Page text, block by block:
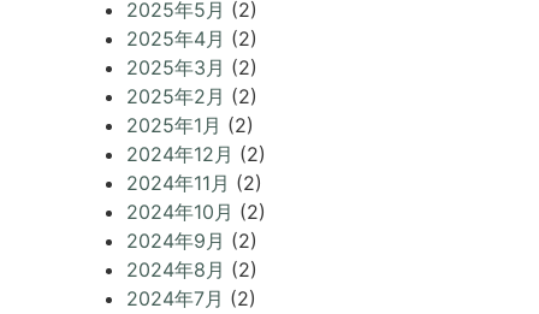
2025年5月 (2)
2025年4月 (2)
2025年3月 (2)
2025年2月 (2)
2025年1月 (2)
2024年12月 (2)
2024年11月 (2)
2024年10月 (2)
2024年9月 (2)
2024年8月 (2)
2024年7月 (2)